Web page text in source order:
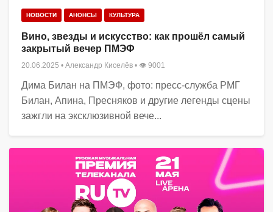
НОВОСТИ АНОНСЫ КУЛЬТУРА
Вино, звезды и искусство: как прошёл самый
закрытый вечер ПМЭФ
20.06.2025 • Александр Киселёв • 👁 9001
Дима Билан на ПМЭФ, фото: пресс-служба РМГ
Билан, Апина, Пресняков и другие легенды сцены
зажгли на эксклюзивной вече...